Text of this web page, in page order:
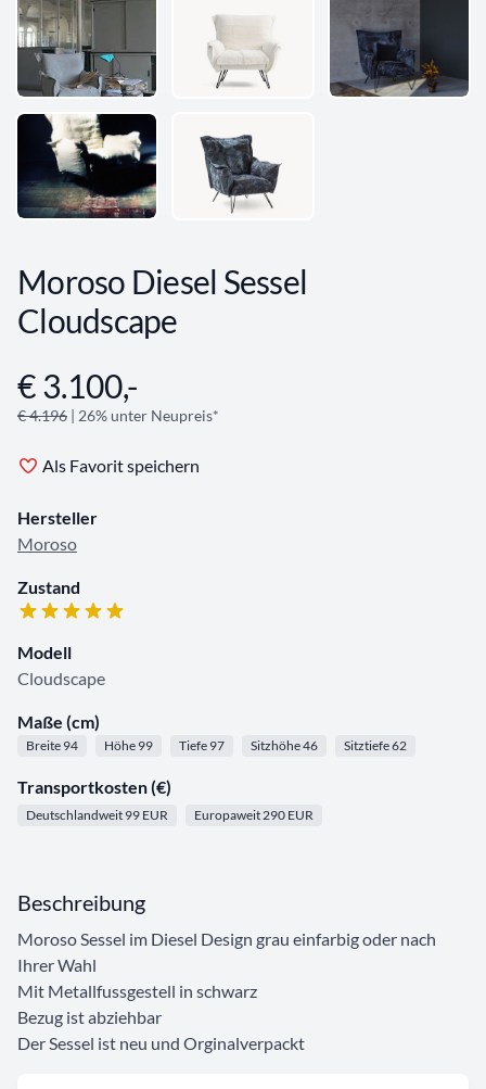
Moroso Diesel Sessel
Cloudscape
Angebotsinformationen
€ 3.100,-
€ 4.196 | 26% unter Neupreis*
Als Favorit speichern
Hersteller
Moroso
Zustand
Modell
Cloudscape
Maße (cm)
Breite 94 Höhe 99 Tiefe 97 Sitzhöhe 46 Sitztiefe 62
Transportkosten (€)
Deutschlandweit 99 EUR Europaweit 290 EUR
Beschreibung
Moroso Sessel im Diesel Design grau einfarbig oder nach
Ihrer Wahl
Mit Metallfussgestell in schwarz
Bezug ist abziehbar
Der Sessel ist neu und Orginalverpackt